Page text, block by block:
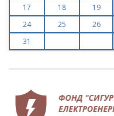
17
18 19
24
25 26
31